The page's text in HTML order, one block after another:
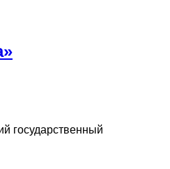
государственный